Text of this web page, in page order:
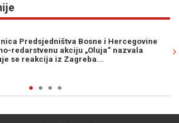
Bosne i Hercegovine
„Oluja“ nazvala
VRIJEME SE
stiže osvježenje,